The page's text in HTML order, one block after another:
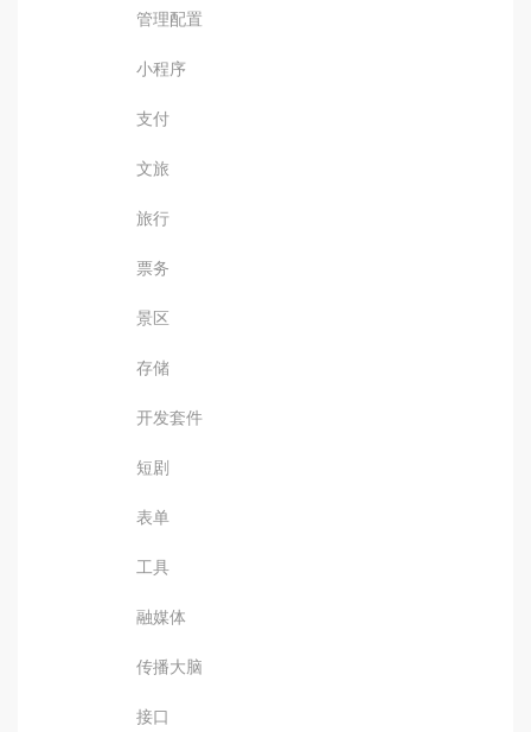
管理配置
小程序
支付
文旅
旅行
票务
景区
存储
开发套件
短剧
表单
工具
融媒体
传播大脑
接口